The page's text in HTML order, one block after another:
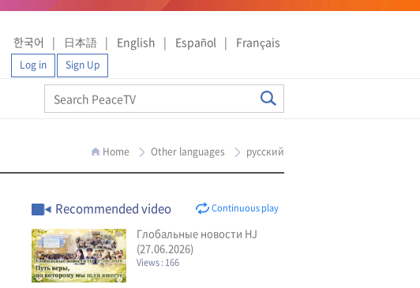
한국어 日本語 English Español Français
Log in Sign Up
Home Other languages русский